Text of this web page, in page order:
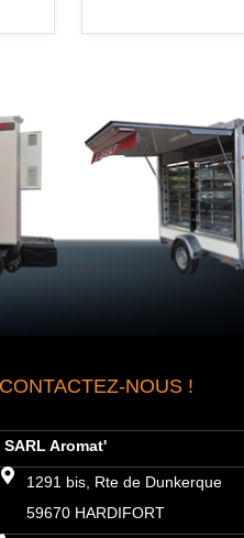
CONTACTEZ-NOUS !
SARL Aromat'
1291 bis, Rte de Dunkerque
59670 HARDIFORT